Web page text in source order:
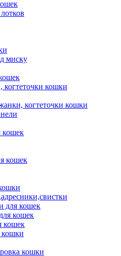
миску
кошки
когтеточки кошки
кошек
кошек
для кошек
кошек
кошек
кошки
кошки